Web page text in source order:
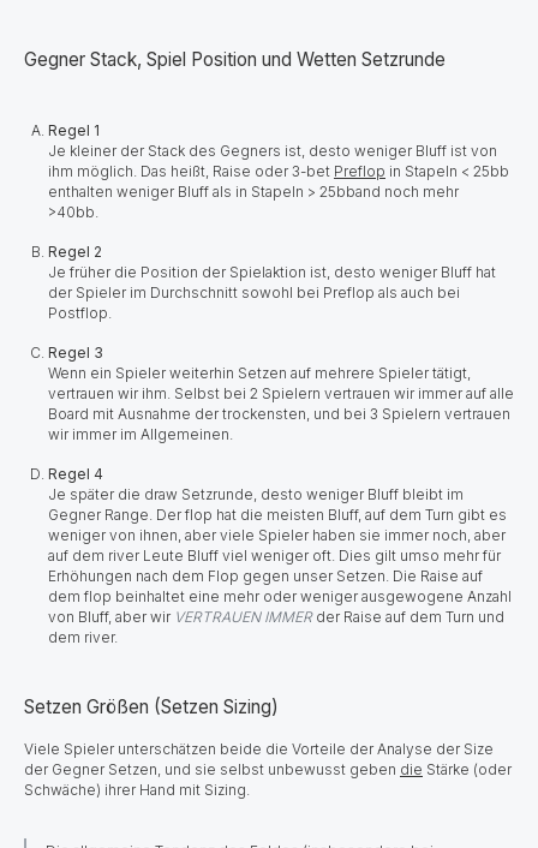
Gegner Stack, Spiel Position und Wetten Setzrunde
Regel 1
Je kleiner der Stack des Gegners ist, desto weniger Bluff ist von
ihm möglich. Das heißt, Raise oder 3-bet Preflop in Stapeln < 25bb
enthalten weniger Bluff als in Stapeln > 25bband noch mehr
>40bb.
Regel 2
Je früher die Position der Spielaktion ist, desto weniger Bluff hat
der Spieler im Durchschnitt sowohl bei Preflop als auch bei
Postflop.
Regel 3
Wenn ein Spieler weiterhin Setzen auf mehrere Spieler tätigt,
vertrauen wir ihm. Selbst bei 2 Spielern vertrauen wir immer auf alle
Board mit Ausnahme der trockensten, und bei 3 Spielern vertrauen
wir immer im Allgemeinen.
Regel 4
Je später die draw Setzrunde, desto weniger Bluff bleibt im
Gegner Range. Der flop hat die meisten Bluff, auf dem Turn gibt es
weniger von ihnen, aber viele Spieler haben sie immer noch, aber
auf dem river Leute Bluff viel weniger oft. Dies gilt umso mehr für
Erhöhungen nach dem Flop gegen unser Setzen. Die Raise auf
dem flop beinhaltet eine mehr oder weniger ausgewogene Anzahl
von Bluff, aber wir VERTRAUEN IMMERder Raise auf dem Turn und
dem river.
Setzen Größen (Setzen Sizing)
Viele Spieler unterschätzen beide die Vorteile der Analyse der Size
der Gegner Setzen, und sie selbst unbewusst geben die Stärke (oder
Schwäche) ihrer Hand mit Sizing.